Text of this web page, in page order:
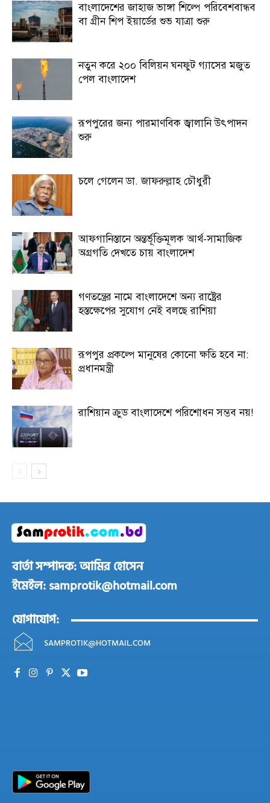
বাংলাদেশের জাহাজ ভাঙ্গা শিল্পে পরিবেশবান্ধব
বা গ্রীন শিপ ইয়ার্ডের শুভ যাত্রা শুরু
নতুন করে ২০০ বিলিয়ন ঘনফুট গ্যাসের মজুত
পেল বাংলাদেশ
রূপপুরের জন্য পারমাণবিক জ্বালানি উৎপাদন
শুরু
চলে গেলেন ডা. জাফরুল্লাহ চৌধুরী
আফগানিস্তানে অন্তর্ভূক্তিমূলক আর্থ-সামাজিক
অগ্রগতি দেখতে চায় বাংলাদেশ
গণতন্ত্রের নামে বাংলাদেশে অন্য রাষ্ট্রের
হস্তক্ষেপের সুযোগ নেই বলছে রাশিয়া
রূপপুর প্রকল্পে মানুষের কোনো ক্ষতি হবে না:
প্রধানমন্ত্রী
রাশিয়ান ক্রুড বাংলাদেশে পরিশোধন সম্ভব নয়!
বার্তা সম্পাদক: আমির হোসেন
ইমেইল: samprotik@hotmail.com
যোগাযোগ:
SAMPROTIK@HOTMAIL.COM